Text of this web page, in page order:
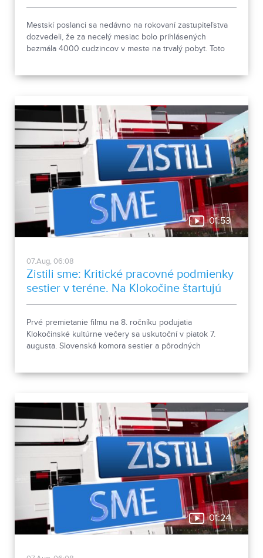
Mestskí poslanci sa nedávno na rokovaní zastupiteľstva
dozvedeli, že za necelý mesiac bolo prihlásených
bezmála 4000 cudzincov v meste na trvalý pobyt. Toto
01:53
07.Aug, 06:08
Zistili sme: Kritické pracovné podmienky
sestier v teréne. Na Klokočine štartujú
kultúrne večery
Prvé premietanie filmu na 8. ročníku podujatia
Klokočinské kultúrne večery sa uskutoční v piatok 7.
augusta. Slovenská komora sestier a pôrodných
01:24